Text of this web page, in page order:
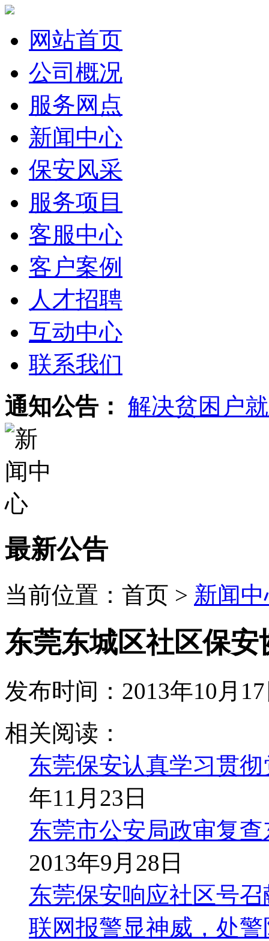
网站首页
公司概况
服务网点
新闻中心
保安风采
服务项目
客服中心
客户案例
人才招聘
互动中心
联系我们
通知公告： 解决贫困户
最新公告
当前位置： 首页 > 新闻
东莞东城区社区保
发布时间：2013年10月
近期，广东省东莞市东城街道摩托车、电单车非法载客现象
织 开展了一场交通整治联合执法公务行动。专项行动以应人
域的非法营运行为进行监督和检查。各社区工作站成立交通
参加了此次整治行动。东莞市保安服务公司驻各社区联防队
无证摩托车35辆、电单车15辆， 蓝牌车13辆。
相关阅读：
东莞保安认真学习贯
年11月23日
东莞市公安局政审复
2013年9月28日
东莞保安响应社区号
联网报警显神威，处